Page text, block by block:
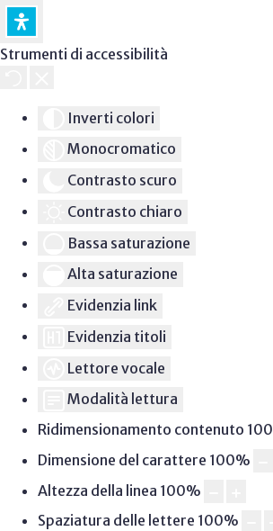
Strumenti di accessibilità
Inverti colori
Monocromatico
Contrasto scuro
Contrasto chiaro
Bassa saturazione
Alta saturazione
Evidenzia link
Evidenzia titoli
Lettore vocale
Modalità lettura
Ridimensionamento contenuto 100
Dimensione del carattere 100%
Altezza della linea 100%
Spaziatura delle lettere 100%